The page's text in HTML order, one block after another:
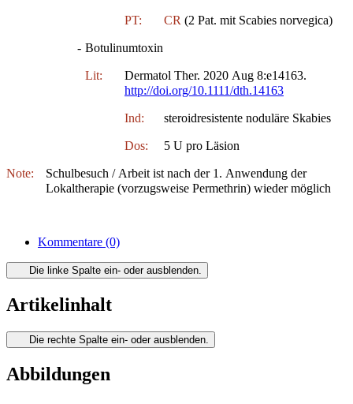
PT: CR (2 Pat. mit Scabies norvegica)
- Botulinumtoxin
Lit:
Dermatol Ther. 2020 Aug 8:e14163.
http://doi.org/10.1111/dth.14163
Ind: steroidresistente noduläre Skabies
Dos: 5 U pro Läsion
Note:
Schulbesuch / Arbeit ist nach der 1. Anwendung der
Lokaltherapie (vorzugsweise Permethrin) wieder möglich
Kommentare (0)
Die linke Spalte ein- oder ausblenden.
Artikelinhalt
Die rechte Spalte ein- oder ausblenden.
Abbildungen